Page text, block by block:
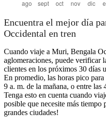
Encuentra el mejor día
Occidental en tren
Cuando viaje a Muri, Bengala
aglomeraciones, puede verificar
clientes en los próximos 30 días
En promedio, las horas pico
9 a. m. de la mañana, o entre
Tenga esto en cuenta cuando
posible que necesite más tiempo
grandes ciudades!